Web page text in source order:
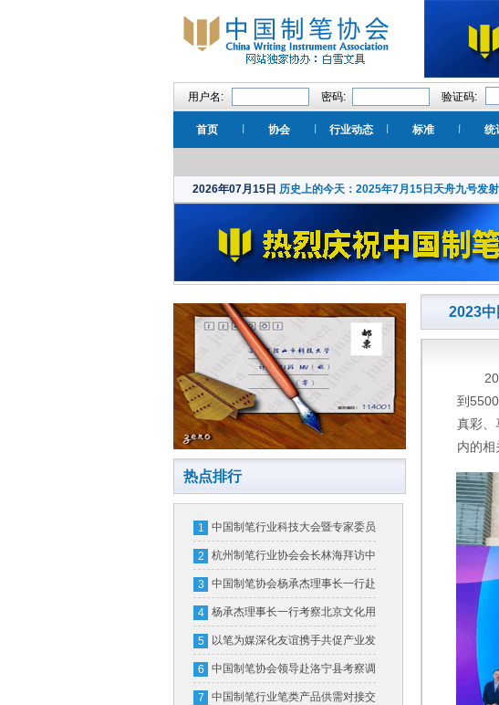
用户名: 密码: 验证码:
首页 协会 行业动态 标准 统
2026年07月15日 历史上的今天：2025年7月15日天舟九号发
热点排行
1 中国制笔行业科技大会暨专家委员
会换届大会在北京隆重召开
2 杭州制笔行业协会会长林海拜访中
国制笔协会
3 中国制笔协会杨承杰理事长一行赴
横琴粤澳深度合作区和广东省文化
用品行业协会考察交流
4 杨承杰理事长一行考察北京文化用
品行业协会并开展座谈交流
5 以笔为媒深化友谊携手共促产业发
展
6 中国制笔协会领导赴洛宁县考察调
研
7 中国制笔行业笔类产品供需对接交
2023
到
真彩、
内的相